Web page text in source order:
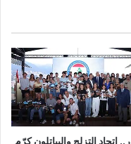
اتحاد التزلج والبياتلون كرّم